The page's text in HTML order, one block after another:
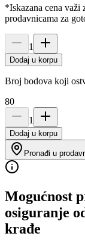
*Iskazana cena
prodavnicama za
1
Dodaj u korpu
Broj bodova koji
80
1
Dodaj u korpu
Pronađi u
Mogućnost
osiguranje
krađe